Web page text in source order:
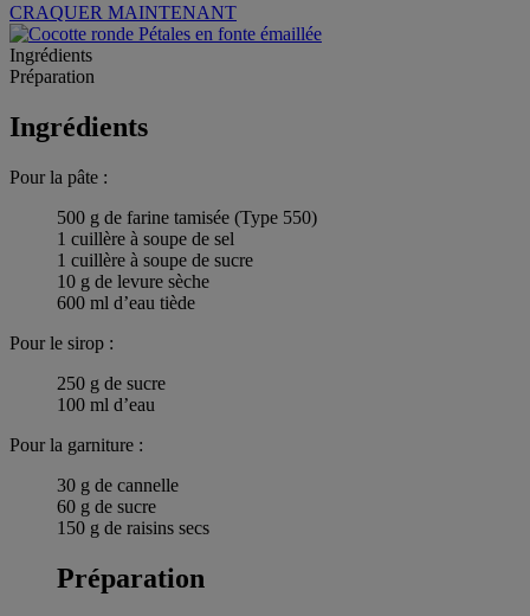
CRAQUER MAINTENANT
Ingrédients
Préparation
Ingrédients
Pour la pâte :
500 g de farine tamisée (Type 550)
1 cuillère à soupe de sel
1 cuillère à soupe de sucre
10 g de levure sèche
600 ml d’eau tiède
Pour le sirop :
250 g de sucre
100 ml d’eau
Pour la garniture :
30 g de cannelle
60 g de sucre
150 g de raisins secs
Préparation